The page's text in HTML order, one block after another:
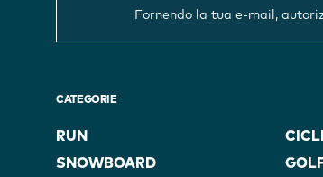
Fornendo la tua e-mail,
CATEGORIE
RUN
SNOWBOARD